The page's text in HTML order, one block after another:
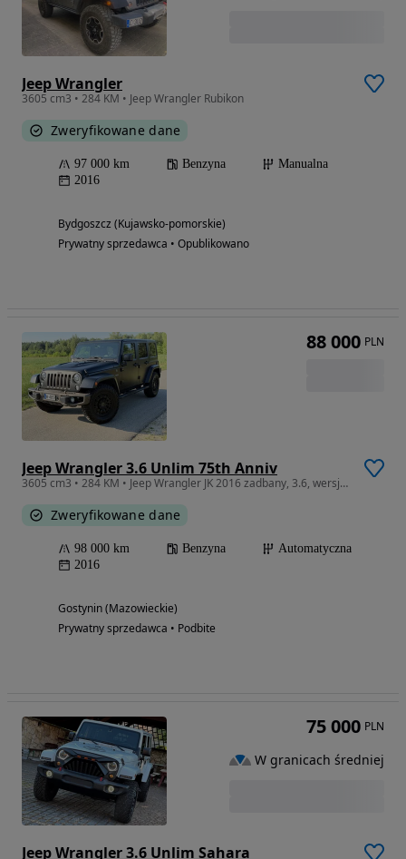
Jeep Wrangler
3605 cm3 • 284 KM • Jeep Wrangler Rubikon
Zweryfikowane dane
97 000 km Benzyna
Manualna
2016
Bydgoszcz (Kujawsko-pomorskie)
Prywatny sprzedawca • Opublikowano
Jeep Wrangler 3.6 Unlim 75th Anniv
3605 cm3 • 284 KM • Jeep Wrangler JK 2016 zadbany, 3.6, wersja 75th Anniversary
Zweryfikowane dane
98 000 km Benzyna
Automatyczna
2016
Gostynin (Mazowieckie)
Prywatny sprzedawca • Podbite
88 000 PLN
Jeep Wrangler 3.6 Unlim Sahara
75 000 PLN
W granicach średniej